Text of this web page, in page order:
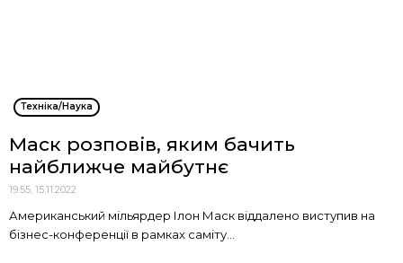
Техніка/Наука
Маск розповів, яким бачить
найближче майбутнє
19:55, 15.11.2022
Американський мільярдер Ілон Маск віддалено виступив на
бізнес-конференції в рамках саміту...